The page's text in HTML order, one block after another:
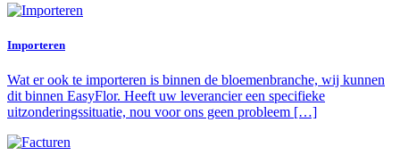
Importeren
Wat er ook te importeren is binnen de bloemenbranche, wij kunnen
dit binnen EasyFlor. Heeft uw leverancier een specifieke
uitzonderingssituatie, nou voor ons geen probleem […]